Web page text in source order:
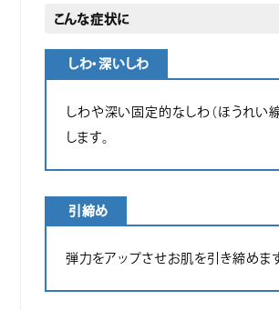
こんな症状に
しわ・深いしわ
しわや深い固定的なしわ（ほうれい
します。
引締め
弾力をアップさせお肌を引き締めます